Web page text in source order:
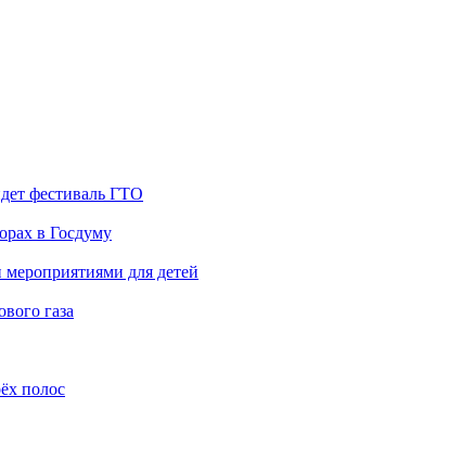
фестиваль ГТО
в Госдуму
для детей
газа
полос